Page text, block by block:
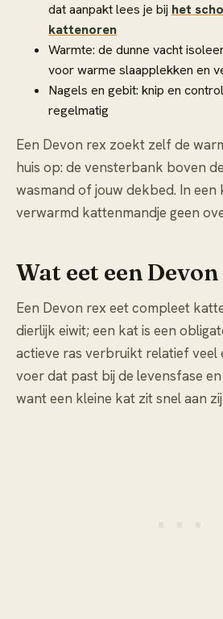
dat aanpakt lees je bij het
kattenoren
Warmte: de dunne vacht
voor warme slaapplekken en
Nagels en gebit: knip en
regelmatig
Een Devon rex zoekt zelf de
huis op: de vensterbank boven
wasmand of jouw dekbed. In een
verwarmd kattenmandje geen
Wat eet een
Een Devon rex eet compleet
dierlijk eiwit; een kat is een
actieve ras verbruikt relatief veel
voer dat past bij de levensfase
want een kleine kat zit snel aan